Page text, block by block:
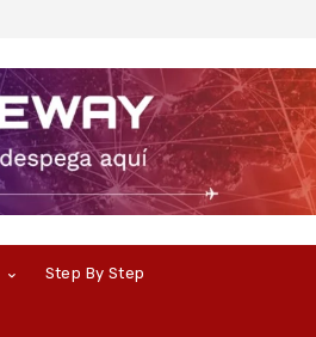
Step By Step